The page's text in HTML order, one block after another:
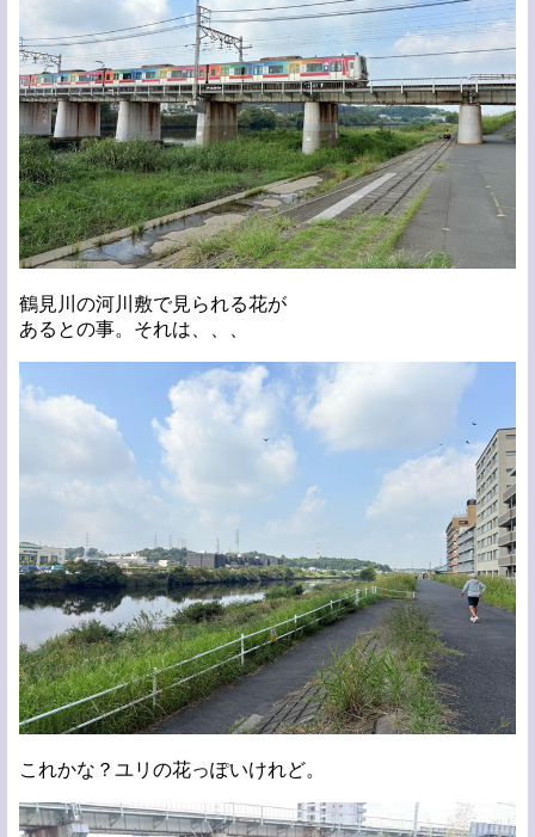
鶴見川の河川敷で見られる花が
あるとの事。それは、、、
これかな？ユリの花っぽいけれど。